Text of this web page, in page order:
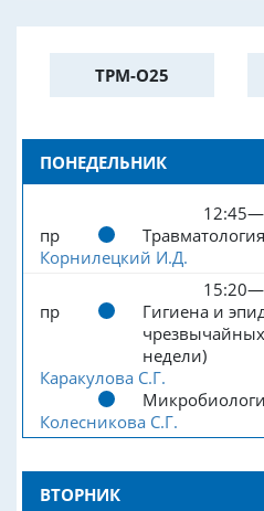
ТРМ-О25
ПОНЕДЕЛЬНИК
пр
Корнилецкий И.Д.
пр
Гигиена и
недели)
Каракулова С.Г.
Колесникова С.Г.
ВТОРНИК